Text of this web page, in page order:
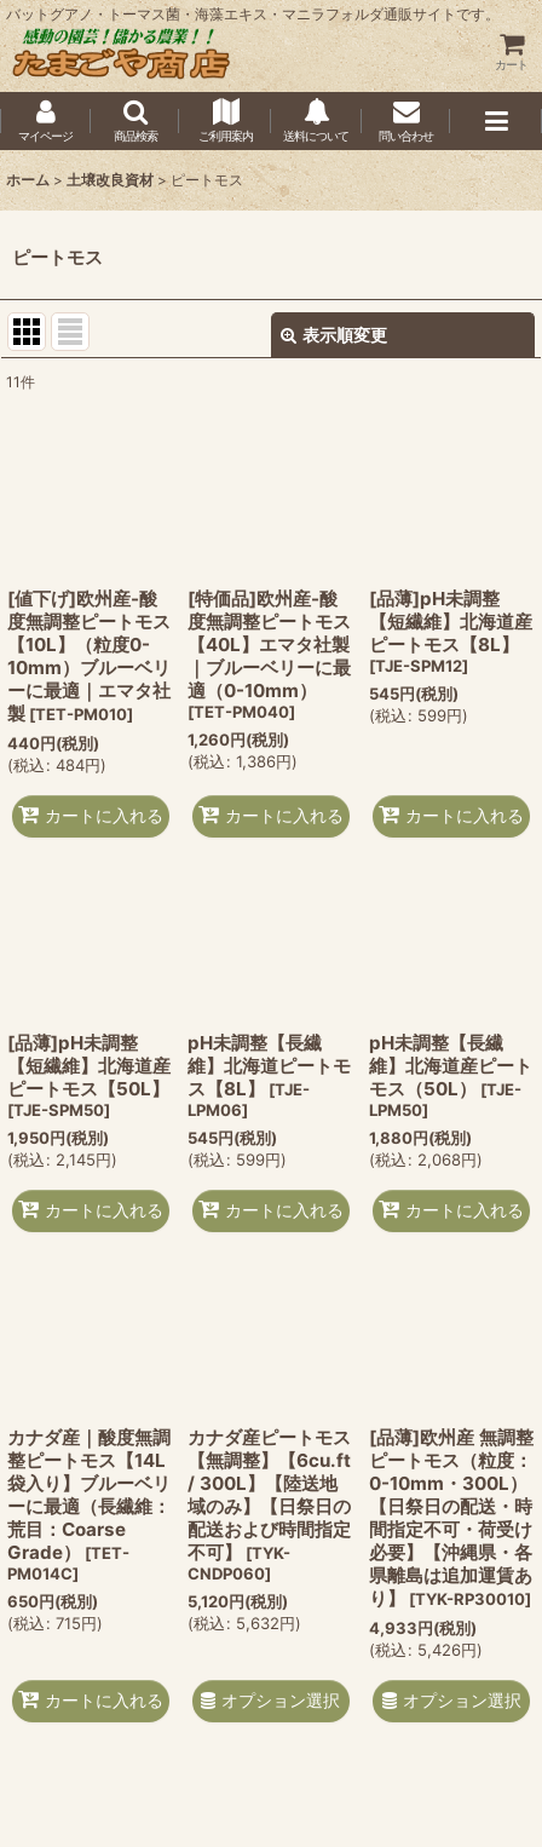
バットグアノ・トーマス菌・海藻エキス・マニラフォルダ通販サイトです。
カート
マイページ 商品検索 ご利用案内 送料について 問い合わせ
ホーム > 土壌改良資材 > ピートモス
ピートモス
表示順変更
11件
[値下げ]欧州産-酸
度無調整ピートモス
【10L】（粒度0-
10mm）ブルーベリ
ーに最適｜エマタ社
製 [TET-PM010]
440円(税別)
(税込: 484円)
カートに入れる
[特価品]欧州産-酸
度無調整ピートモス
【40L】エマタ社製
｜ブルーベリーに最
適（0-10mm）
[TET-PM040]
1,260円(税別)
(税込: 1,386円)
カートに入れる
[品薄]pH未調整
【短繊維】北海道産
ピートモス【8L】
[TJE-SPM12]
545円(税別)
(税込: 599円)
カートに入れる
[品薄]pH未調整
【短繊維】北海道産
ピートモス【50L】
[TJE-SPM50]
1,950円(税別)
(税込: 2,145円)
カートに入れる
pH未調整【長繊
維】北海道ピートモ
ス【8L】
[TJE-
LPM06]
545円(税別)
(税込: 599円)
カートに入れる
pH未調整【長繊
維】北海道産ピート
モス（50L）
[TJE-
LPM50]
1,880円(税別)
(税込: 2,068円)
カートに入れる
カナダ産｜酸度無調
整ピートモス【14L
袋入り】ブルーベリ
ーに最適（長繊維：
荒目：Coarse
Grade）
[TET-
PM014C]
650円(税別)
(税込: 715円)
カートに入れる
カナダ産ピートモス
【無調整】【6cu.ft
/ 300L】【陸送地
域のみ】【日祭日の
配送および時間指定
不可】
[TYK-
CNDP060]
5,120円(税別)
(税込: 5,632円)
オプション選択
[品薄]欧州産 無調整
ピートモス（粒度：
0-10mm・300L）
【日祭日の配送・時
間指定不可・荷受け
必要】【沖縄県・各
県離島は追加運賃あ
り】
[TYK-RP30010]
4,933円(税別)
(税込: 5,426円)
オプション選択